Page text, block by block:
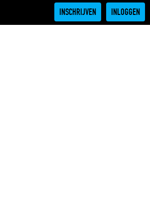
INSCHRIJVEN INLOGGEN